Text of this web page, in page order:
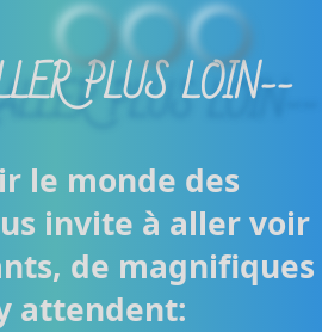
PLUS LOIN--
le monde des
invite à aller voir
de magnifiques
attendent: